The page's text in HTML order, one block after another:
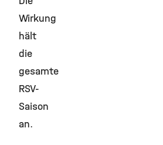
Wirkung
hält
die
gesamte
RSV-
Saison
an.